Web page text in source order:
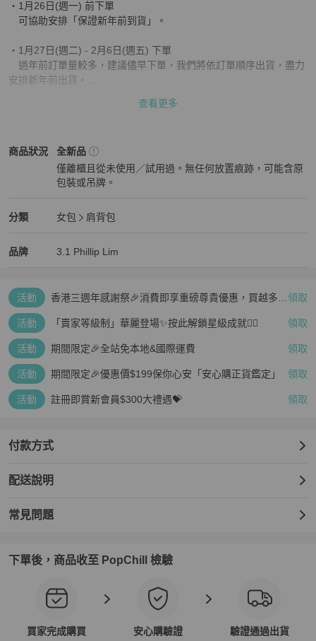
・1月26日(週一) 前下單
可協助安排「保證新年前到貨」。
・1月27日(週二) - 2月6日(週五) 下單
過年前訂單量較多，建議儘早下單，我們將依訂單順序出貨，盡力
安排新年前出貨。
・2月7日(週六) - 2月13日(週五) 下單
・2月14日(週六) - 2月22日(週日) 下單
農曆新年假期間暫停出貨，訂單將於新年後依序出貨。
若您有指定到貨時間需求，歡迎下單前先與我們聯繫確認，謝謝您的
查看更多
商品狀況
3.1 Phillip Lim女包商品狀態與細節
全新品
僅離櫃且從未使用／試用過。無任何放置痕跡，可能含原
包裝或吊牌。
分類
3.1 Phillip Lim女包分類資訊
女包
肩背包
品牌
3.1 Phillip Lim 精品女包品牌介紹
3.1 Phillip Lim
3.1 Phillip Lim 推薦清單
活動
香港三週年感謝祭🎉消費即享重磅尊貴優惠，買越多、 領取
活動 「賣家等級制」華麗登場✨按此解鎖星級成就👆🏻 領取
活動 期間限定🎉全站免本地&國際運費 領取
活動 期間限定🎉優惠價$199保你心安「安心購正貨鑑定」 領取
活動 註冊即賞新會員$300大禮遇💝 領取
付款方式
配送說明
常見問題
下單後，商品收至 PopChill 檢驗
買家完成購買 安心購驗證 驗證通過出貨